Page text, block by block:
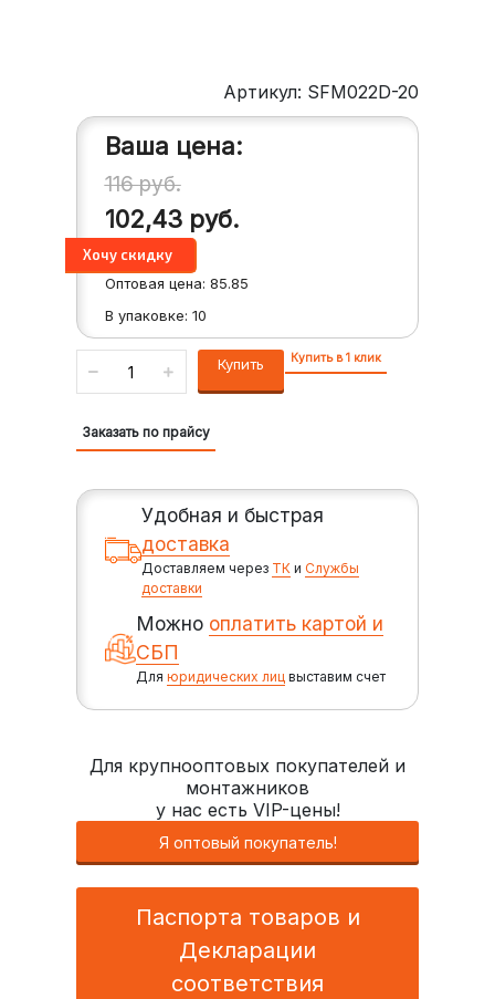
Артикул: SFM022D-20
Ваша цена:
116руб.
102,43 руб.
Оптовая цена: 85.85
В упаковке: 10
Купить Купить в 1 клик
Заказать по прайсу
Удобная и быстрая
доставка
Доставляем через ТК иСлужбы
доставки
Можно оплатить картой и
СБП
Дляюридических лиц выставим счет
Для крупнооптовых покупателей и
монтажников
у нас есть VIP-цены!
Я оптовый покупатель!
Паспорта товаров и
Декларации
соответствия